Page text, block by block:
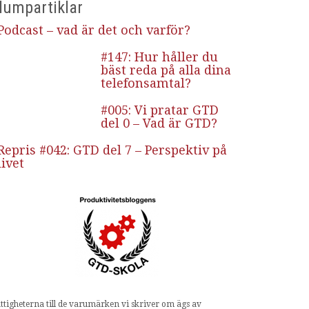
– vad är det och varför?
#147: Hur håller du
bäst reda på alla dina
telefonsamtal?
#005: Vi pratar GTD
del 0 – Vad är GTD?
#042: GTD del 7 – Perspektiv på
till de varumärken vi skriver om ägs av